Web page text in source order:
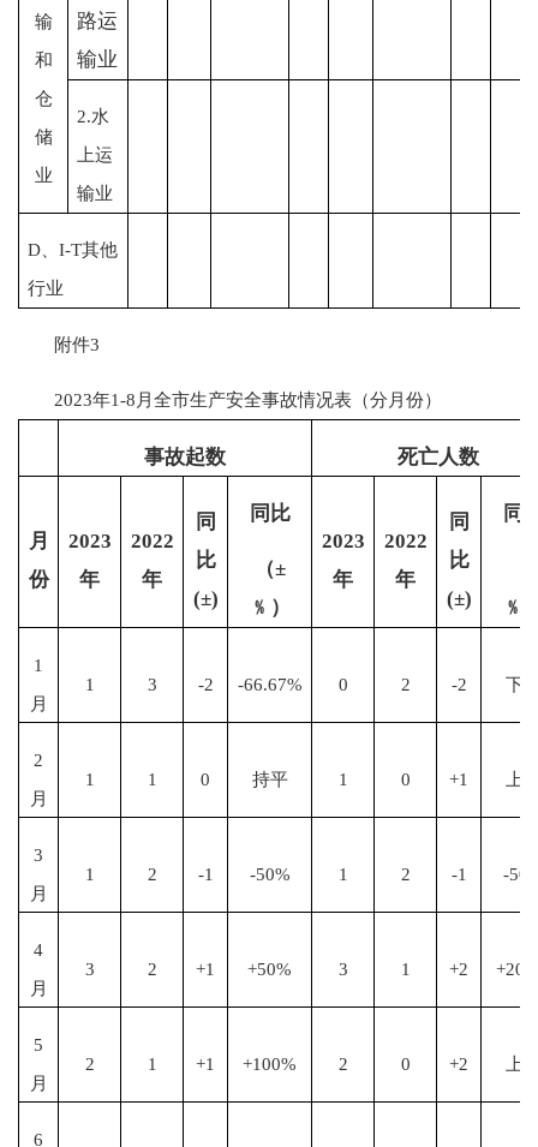
输
和
仓
储
业
路运
输业
2.水
上运
输业
D、I-T其他
行业
附件3
2023年1-8月全市生产安全事故情况表（分月份）
事故起数 死亡人数
月
份
2023
年
2022
年
同
比
(±)
同比
（±
﹪）
2023
年
2022
年
同
比
(±)
同
﹪
1
月
1 3 -2 -66.67% 0 2 -2 下
2
月
1 1 0 持平 1 0 +1 上
3
月
1 2 -1 -50% 1 2 -1 -
4
月
3 2 +1 +50% 3 1 +2
5
月
2 1 +1 +100% 2 0 +2 上
6